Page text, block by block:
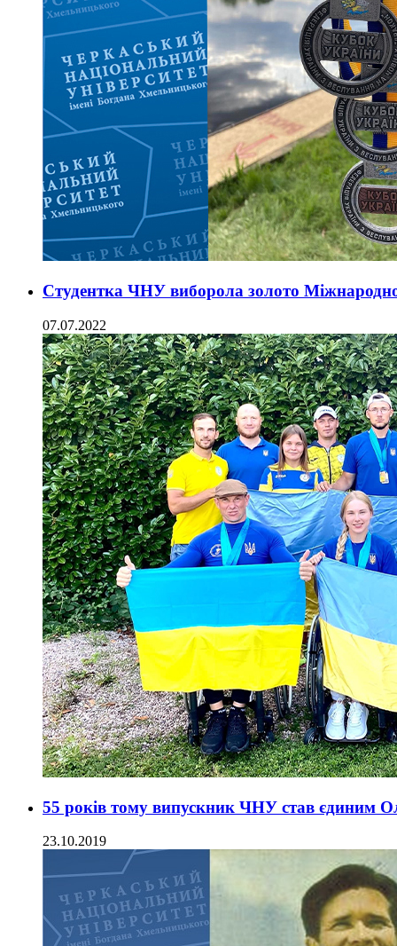
Студентка ЧНУ виборола золото
07.07.2022
55 років тому випускник ЧНУ став єдиним
23.10.2019